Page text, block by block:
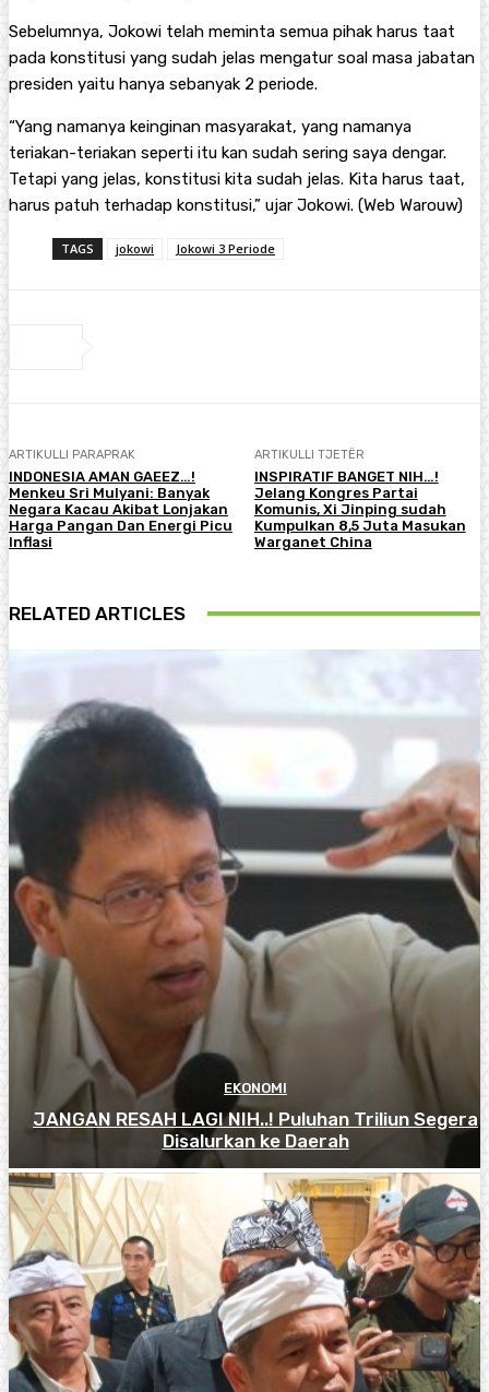
Sebelumnya, Jokowi telah meminta semua pihak harus taat
pada konstitusi yang sudah jelas mengatur soal masa jabatan
presiden yaitu hanya sebanyak 2 periode.
“Yang namanya keinginan masyarakat, yang namanya
teriakan-teriakan seperti itu kan sudah sering saya dengar.
Tetapi yang jelas, konstitusi kita sudah jelas. Kita harus taat,
harus patuh terhadap konstitusi,” ujar Jokowi. (Web Warouw)
TAGS jokowi Jokowi 3 Periode
ARTIKULLI PARAPRAK
INDONESIA AMAN GAEEZ…!
Menkeu Sri Mulyani: Banyak
Negara Kacau Akibat Lonjakan
Harga Pangan Dan Energi Picu
Inflasi
ARTIKULLI TJETËR
INSPIRATIF BANGET NIH…!
Jelang Kongres Partai
Komunis, Xi Jinping sudah
Kumpulkan 8,5 Juta Masukan
Warganet China
RELATED ARTICLES
EKONOMI
JANGAN RESAH LAGI NIH..! Puluhan Triliun Segera
Disalurkan ke Daerah